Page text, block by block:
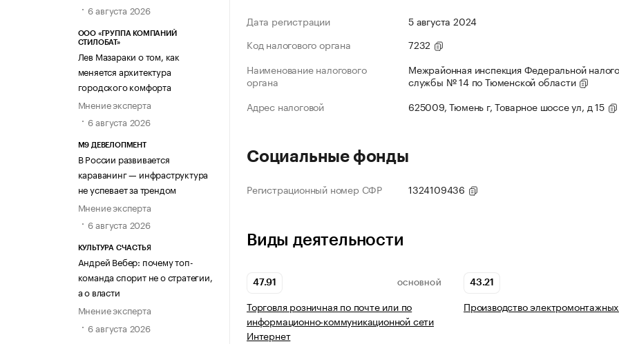
6 августа 2026
ООО «ГРУППА КОМПАНИЙ
СТИЛОБАТ»
Лев Мазараки о том, как
меняется архитектура
городского комфорта
Мнение эксперта
6 августа 2026
М9 ДЕВЕЛОПМЕНТ
В России развивается
караванинг — инфраструктура
не успевает за трендом
Мнение эксперта
6 августа 2026
КУЛЬТУРА СЧАСТЬЯ
Андрей Вебер: почему топ-
команда спорит не о стратегии,
а о власти
Мнение эксперта
6 августа 2026
Дата регистрации
5 августа 2024
Код налогового органа
7232
Наименование налогового
органа
Межрайонная инспекция Федеральной
службы № 14 по Тюменской области
Адрес налоговой
625009, Тюмень г, Товарное шоссе ул, д 15
Социальные фонды
Регистрационный номер СФР 1324109436
Виды деятельности
47.91 ОСНОВНОЙ
Торговля розничная по почте или по
информационно-коммуникационной сети
Интернет
43.21
Производство